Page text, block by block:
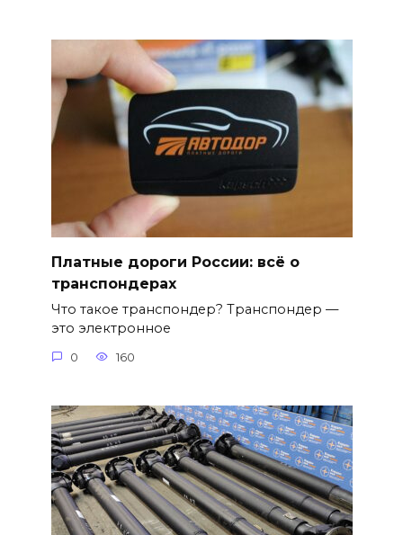
Платные дороги России: всё о
транспондерах
Что такое транспондер? Транспондер —
это электронное
0 160